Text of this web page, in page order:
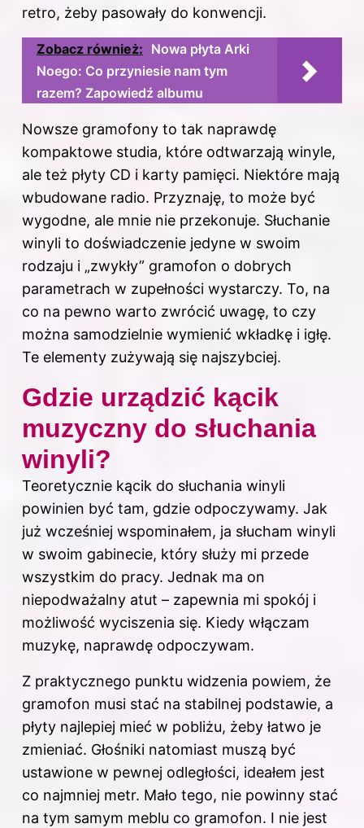
retro, żeby pasowały do konwencji.
Zobacz również: Nowa płyta Arki
Noego: Co przyniesie nam tym
razem? Zapowiedź albumu
Nowsze gramofony to tak naprawdę
kompaktowe studia, które odtwarzają winyle,
ale też płyty CD i karty pamięci. Niektóre mają
wbudowane radio. Przyznaję, to może być
wygodne, ale mnie nie przekonuje. Słuchanie
winyli to doświadczenie jedyne w swoim
rodzaju i „zwykły” gramofon o dobrych
parametrach w zupełności wystarczy. To, na
co na pewno warto zwrócić uwagę, to czy
można samodzielnie wymienić wkładkę i igłę.
Te elementy zużywają się najszybciej.
Gdzie urządzić kącik
muzyczny do słuchania
winyli?
Teoretycznie kącik do słuchania winyli
powinien być tam, gdzie odpoczywamy. Jak
już wcześniej wspominałem, ja słucham winyli
w swoim gabinecie, który służy mi przede
wszystkim do pracy. Jednak ma on
niepodważalny atut – zapewnia mi spokój i
możliwość wyciszenia się. Kiedy włączam
muzykę, naprawdę odpoczywam.
Z praktycznego punktu widzenia powiem, że
gramofon musi stać na stabilnej podstawie, a
płyty najlepiej mieć w pobliżu, żeby łatwo je
zmieniać. Głośniki natomiast muszą być
ustawione w pewnej odległości, ideałem jest
co najmniej metr. Mało tego, nie powinny stać
na tym samym meblu co gramofon. I nie jest